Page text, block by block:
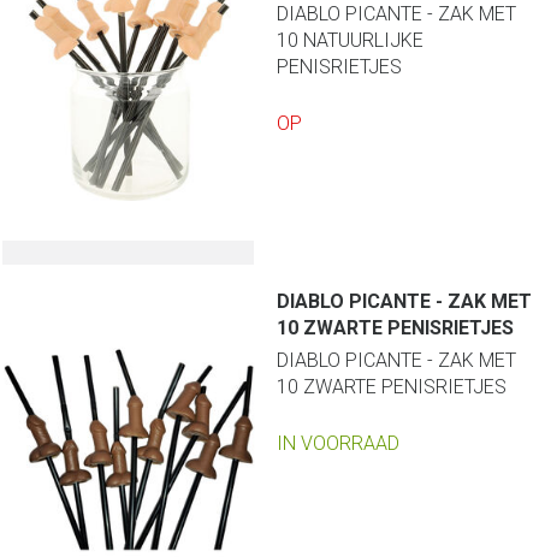
DIABLO PICANTE - ZAK MET
10 NATUURLIJKE
PENISRIETJES
OP
DIABLO PICANTE - ZAK MET
10 ZWARTE PENISRIETJES
DIABLO PICANTE - ZAK MET
10 ZWARTE PENISRIETJES
IN VOORRAAD